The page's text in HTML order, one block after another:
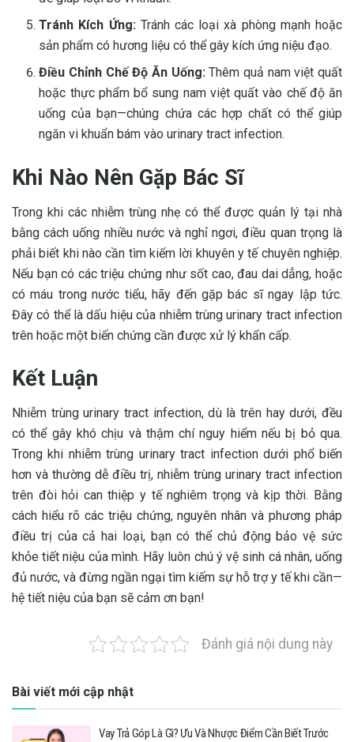
Tránh Kích Ứng: Tránh các loại xà phòng mạnh hoặc
sản phẩm có hương liệu có thể gây kích ứng niệu đạo.
Điều Chỉnh Chế Độ Ăn Uống: Thêm quả nam việt quất
hoặc thực phẩm bổ sung nam việt quất vào chế độ ăn
uống của bạn—chúng chứa các hợp chất có thể giúp
ngăn vi khuẩn bám vào urinary tract infection.
Khi Nào Nên Gặp Bác Sĩ
Trong khi các nhiễm trùng nhẹ có thể được quản lý tại nhà
bằng cách uống nhiều nước và nghỉ ngơi, điều quan trọng là
phải biết khi nào cần tìm kiếm lời khuyên y tế chuyên nghiệp.
Nếu bạn có các triệu chứng như sốt cao, đau dai dẳng, hoặc
có máu trong nước tiểu, hãy đến gặp bác sĩ ngay lập tức.
Đây có thể là dấu hiệu của nhiễm trùng urinary tract infection
trên hoặc một biến chứng cần được xử lý khẩn cấp.
Kết Luận
Nhiễm trùng urinary tract infection, dù là trên hay dưới, đều
có thể gây khó chịu và thậm chí nguy hiểm nếu bị bỏ qua.
Trong khi nhiễm trùng urinary tract infection dưới phổ biến
hơn và thường dễ điều trị, nhiễm trùng urinary tract infection
trên đòi hỏi can thiệp y tế nghiêm trọng và kịp thời. Bằng
cách hiểu rõ các triệu chứng, nguyên nhân và phương pháp
điều trị của cả hai loại, bạn có thể chủ động bảo vệ sức
khỏe tiết niệu của mình. Hãy luôn chú ý vệ sinh cá nhân, uống
đủ nước, và đừng ngần ngại tìm kiếm sự hỗ trợ y tế khi cần—
hệ tiết niệu của bạn sẽ cảm ơn bạn!
Đánh giá nội dung này
Bài viết mới cập nhật
Vay Trả Góp Là Gì? Ưu Và Nhược Điểm Cần Biết Trước